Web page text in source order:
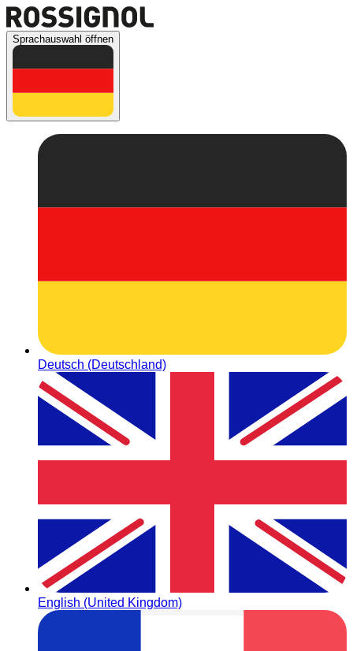
Sprachauswahl öffnen
Deutsch (Deutschland)
English (United Kingdom)